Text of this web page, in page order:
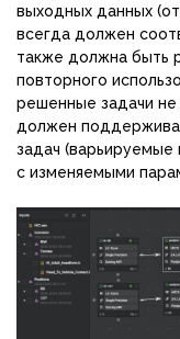
выходных данных
всегда должен
также должна быть
повторного
решенные задачи не
должен
задач
с изменяемыми